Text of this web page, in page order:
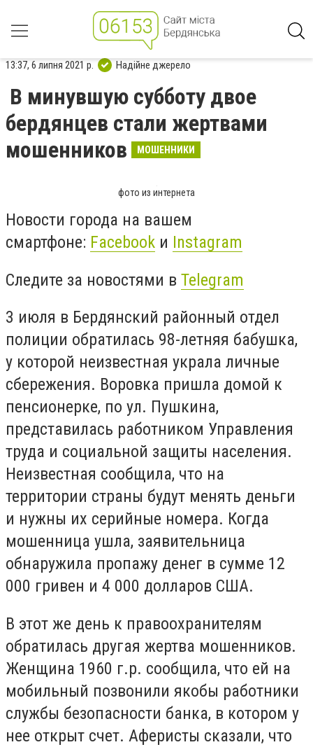
13:37, 6 липня 2021 р. Надійне джерело
В минувшую субботу двое
бердянцев стали жертвами
мошенников
МОШЕННИКИ
фото из интернета
Новости города на вашем
смартфоне: Facebook и Instagram
Следите за новостями в Telegram
3 июля в Бердянский районный отдел
полиции обратилась 98-летняя бабушка,
у которой неизвестная украла личные
сбережения. Воровка пришла домой к
пенсионерке, по ул. Пушкина,
представилась работником Управления
труда и социальной защиты населения.
Неизвестная сообщила, что на
территории страны будут менять деньги
и нужны их серийные номера. Когда
мошенница ушла, заявительница
обнаружила пропажу денег в сумме 12
000 гривен и 4 000 долларов США.
В этот же день к правоохранителям
обратилась другая жертва мошенников.
Женщина 1960 г.р. сообщила, что ей на
мобильный позвонили якобы работники
службы безопасности банка, в котором у
нее открыт счет. Аферисты сказали, что